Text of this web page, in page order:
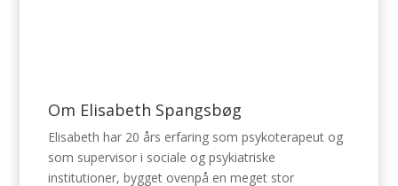
Om Elisabeth Spangsbøg
Elisabeth har 20 års erfaring som psykoterapeut og
som supervisor i sociale og psykiatriske
institutioner, bygget ovenpå en meget stor